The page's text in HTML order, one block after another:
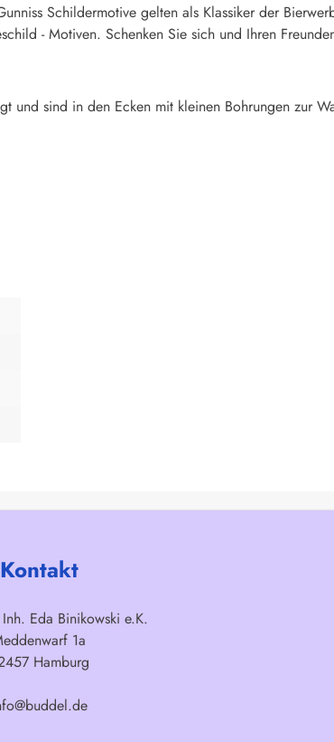
Schildermotive gelten als Klassiker der
- Motiven. Schenken Sie sich und Ihren
sind in den Ecken mit kleinen Bohrungen zur
Kontakt
Eda Binikowski e.K.
1a
Hamburg